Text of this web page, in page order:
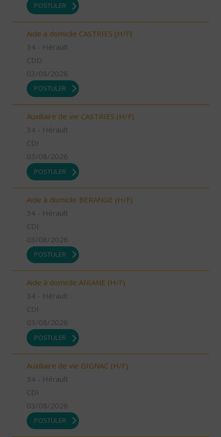
POSTULER
Aide à domicile CASTRIES (H/F)
34 - Hérault
CDD
03/08/2026
POSTULER
Auxiliaire de vie CASTRIES (H/F)
34 - Hérault
CDI
03/08/2026
POSTULER
Aide à domicile BERANGE (H/F)
34 - Hérault
CDI
03/08/2026
POSTULER
Aide à domicile ANIANE (H/F)
34 - Hérault
CDI
03/08/2026
POSTULER
Auxiliaire de vie GIGNAC (H/F)
34 - Hérault
CDI
03/08/2026
POSTULER